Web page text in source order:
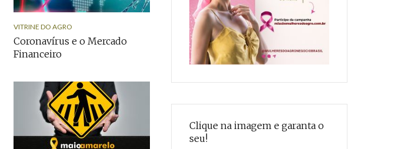
VITRINE DO AGRO
Coronavírus e o Mercado
Financeiro
Clique na imagem e garanta o
seu!